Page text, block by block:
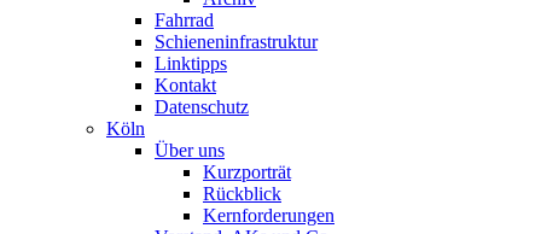
Fahrrad
Schieneninfrastruktur
Linktipps
Kontakt
Datenschutz
Köln
Über uns
Kurzporträt
Rückblick
Kernforderungen